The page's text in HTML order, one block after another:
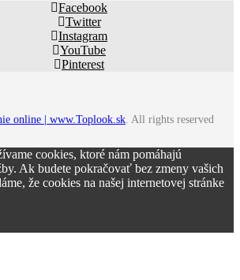
Facebook
Twitter
Instagram
YouTube
Pinterest
online | www.Toplook.sk. All rights reserved
cookies, ktoré nám pomáhajú
Ak budete pokračovať bez zmeny vašich
že cookies na našej internetovej stránke